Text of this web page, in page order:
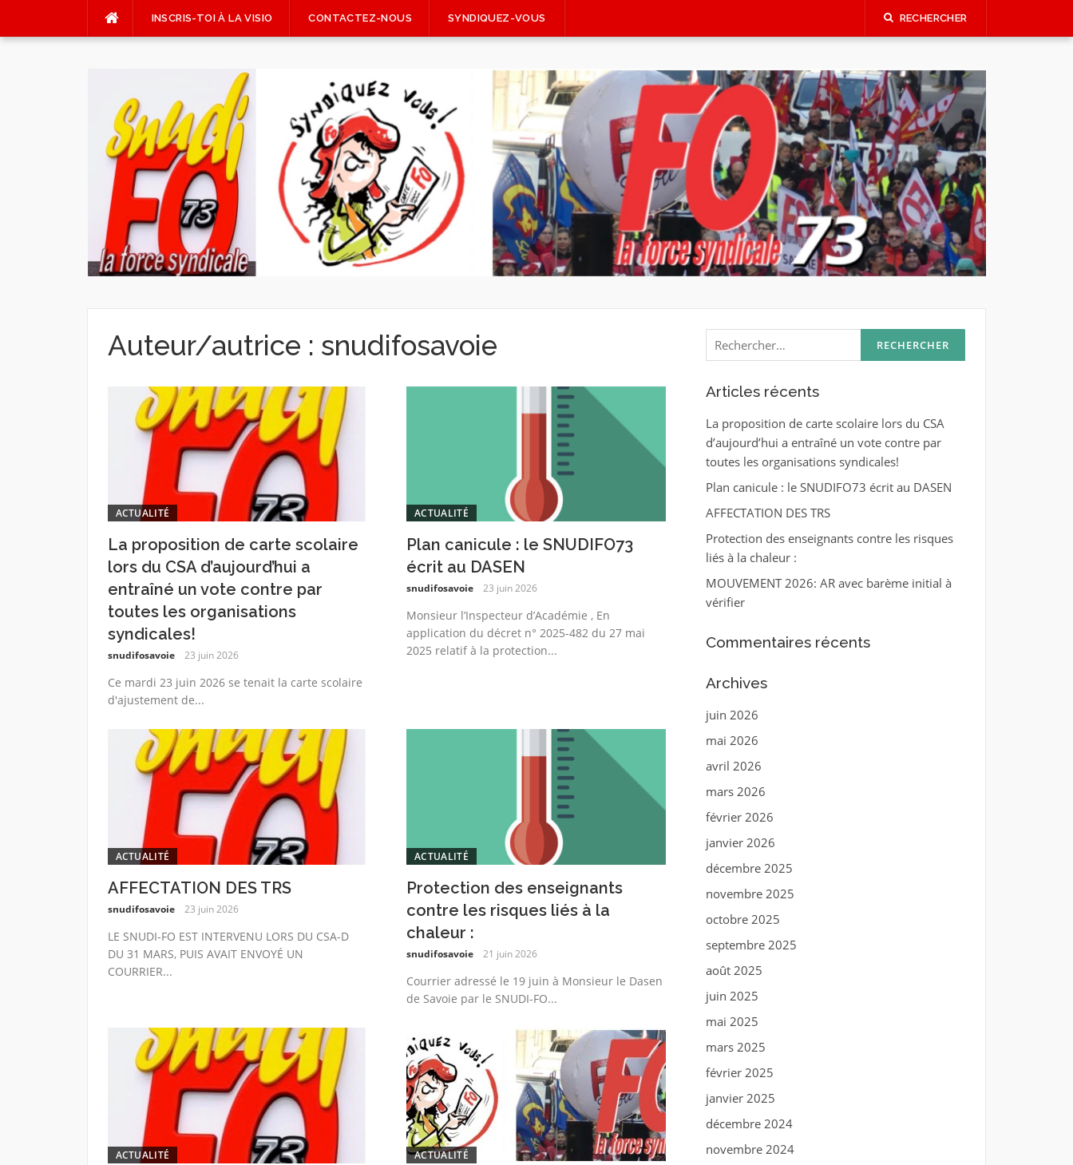
INSCRIS-TOI À LA VISIO CONTACTEZ-NOUS SYNDIQUEZ-VOUS RECHERCHER
Auteur/autrice : snudifosavoie
ACTUALITÉ
La proposition de carte scolaire
lors du CSA d’aujourd’hui a
entraîné un vote contre par
toutes les organisations
syndicales!
snudifosavoie 23 juin 2026
Ce mardi 23 juin 2026 se tenait la carte scolaire
d'ajustement de...
ACTUALITÉ
Plan canicule : le SNUDIFO73
écrit au DASEN
snudifosavoie 23 juin 2026
Monsieur l’Inspecteur d’Académie , En
application du décret n° 2025-482 du 27 mai
2025 relatif à la protection...
ACTUALITÉ
AFFECTATION DES TRS
snudifosavoie 23 juin 2026
LE SNUDI-FO EST INTERVENU LORS DU CSA-D
DU 31 MARS, PUIS AVAIT ENVOYÉ UN
COURRIER...
ACTUALITÉ
Protection des enseignants
contre les risques liés à la
chaleur :
snudifosavoie 21 juin 2026
Courrier adressé le 19 juin à Monsieur le Dasen
de Savoie par le SNUDI-FO...
ACTUALITÉ ACTUALITÉ
Rechercher :
Articles récents
La proposition de carte scolaire lors du CSA
d’aujourd’hui a entraîné un vote contre par
toutes les organisations syndicales!
Plan canicule : le SNUDIFO73 écrit au DASEN
AFFECTATION DES TRS
Protection des enseignants contre les risques
liés à la chaleur :
MOUVEMENT 2026: AR avec barème initial à
vérifier
Commentaires récents
Archives
juin 2026
mai 2026
avril 2026
mars 2026
février 2026
janvier 2026
décembre 2025
novembre 2025
octobre 2025
septembre 2025
août 2025
juin 2025
mai 2025
mars 2025
février 2025
janvier 2025
décembre 2024
novembre 2024